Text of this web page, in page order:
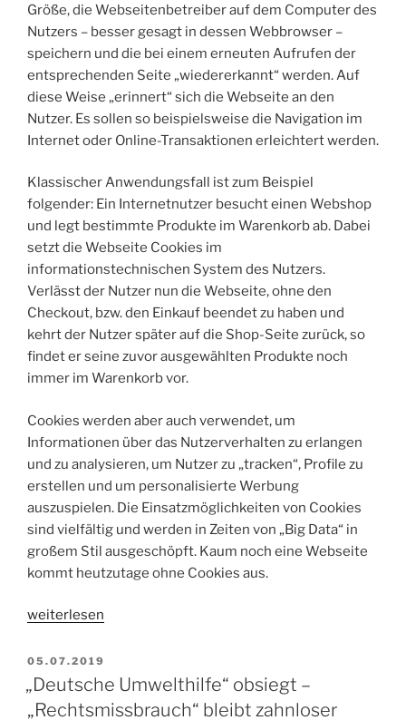
Größe, die Webseitenbetreiber auf dem Computer des
Nutzers – besser gesagt in dessen Webbrowser –
speichern und die bei einem erneuten Aufrufen der
entsprechenden Seite „wiedererkannt“ werden. Auf
diese Weise „erinnert“ sich die Webseite an den
Nutzer. Es sollen so beispielsweise die Navigation im
Internet oder Online-Transaktionen erleichtert werden.
Klassischer Anwendungsfall ist zum Beispiel
folgender: Ein Internetnutzer besucht einen Webshop
und legt bestimmte Produkte im Warenkorb ab. Dabei
setzt die Webseite Cookies im
informationstechnischen System des Nutzers.
Verlässt der Nutzer nun die Webseite, ohne den
Checkout, bzw. den Einkauf beendet zu haben und
kehrt der Nutzer später auf die Shop-Seite zurück, so
findet er seine zuvor ausgewählten Produkte noch
immer im Warenkorb vor.
Cookies werden aber auch verwendet, um
Informationen über das Nutzerverhalten zu erlangen
und zu analysieren, um Nutzer zu „tracken“, Profile zu
erstellen und um personalisierte Werbung
auszuspielen. Die Einsatzmöglichkeiten von Cookies
sind vielfältig und werden in Zeiten von „Big Data“ in
großem Stil ausgeschöpft. Kaum noch eine Webseite
kommt heutzutage ohne Cookies aus.
„Webseitenbetreiber
Cookie-
Opt-
In
weiterlesen
VERÖFFENTLICHT
AM
05.07.2019
„Deutsche Umwelthilfe“ obsiegt –
„Rechtsmissbrauch“ bleibt zahnloser